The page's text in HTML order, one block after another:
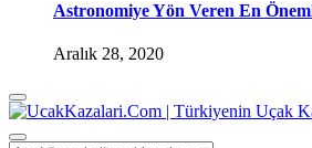
Astronomiye Yön Veren En
Aralık 28, 2020